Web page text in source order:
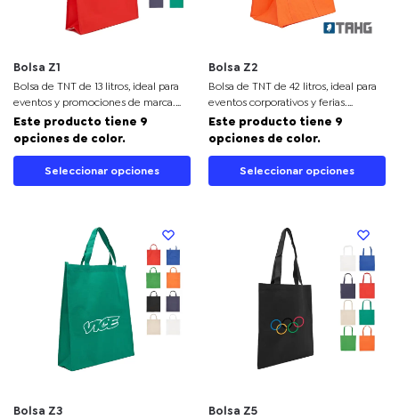
Bolsa Z1
Bolsa de TNT de 13 litros, ideal para
eventos y promociones de marca.
Perfecta para destacar en ferias y
campañas publicitarias.
Este producto tiene 9
opciones de color.
Seleccionar opciones
Bolsa Z2
Bolsa de TNT de 42 litros, ideal para
eventos corporativos y ferias.
Resaltará tu marca en grandes
eventos con un diseño práctico y
Este producto tiene 9
opciones de color.
Seleccionar opciones
Bolsa Z3 Bolsa Z5